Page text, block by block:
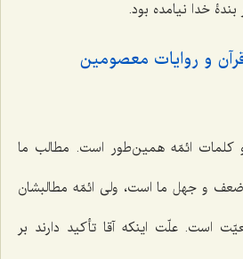
خدا نیامده بود.
و روایات معصومین
و کلمات ائمّه همین‌طور است. مطالب ما
و جهل ما است، ولی ائمّه مطالبشان
است. علّت اینکه آقا تأکید دارند بر